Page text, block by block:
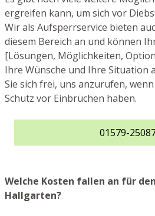
ergreifen kann, um sich vor
Wir als Aufsperrservice bieten
diesem Bereich an und können
[Lösungen, Möglichkeiten,
Ihre Wünsche und Ihre Situation
Sie sich frei, uns anzurufen,
Schutz vor Einbrüchen haben.
01579-
Welche Kosten fallen an für
Hallgarten?